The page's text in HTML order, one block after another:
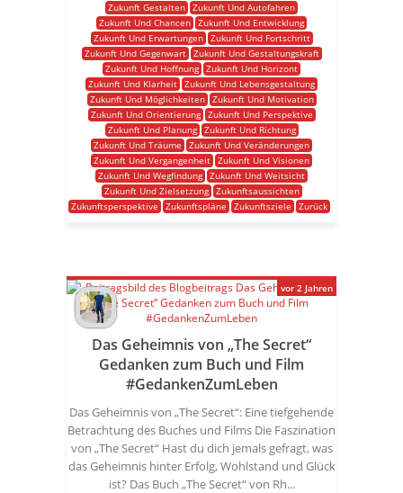
Zukunft Gestalten Zukunft Und Autofahren
Zukunft Und Chancen Zukunft Und Entwicklung
Zukunft Und Erwartungen
Zukunft Und Fortschritt
Zukunft Und Gegenwart
Zukunft Und Gestaltungskraft
Zukunft Und Hoffnung Zukunft Und Horizont
Zukunft Und Klarheit Zukunft Und Lebensgestaltung
Zukunft Und Möglichkeiten
Zukunft Und Motivation
Zukunft Und Orientierung
Zukunft Und Perspektive
Zukunft Und Planung
Zukunft Und Richtung
Zukunft Und Träume
Zukunft Und Veränderungen
Zukunft Und Vergangenheit Zukunft Und Visionen
Zukunft Und Wegfindung Zukunft Und Weitsicht
Zukunft Und Zielsetzung
Zukunftsaussichten
Zukunftsperspektive
Zukunftspläne Zukunftsziele Zurück
Das Geheimnis von „The Secret“
Gedanken zum Buch und Film
#GedankenZumLeben
Das Geheimnis von „The Secret“: Eine tiefgehende
Betrachtung des Buches und Films Die Faszination
von „The Secret“ Hast du dich jemals gefragt, was
das Geheimnis hinter Erfolg, Wohlstand und Glück
ist? Das Buch „The Secret“ von Rh...
vor 2 Jahren